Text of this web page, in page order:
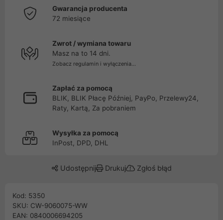
Gwarancja producenta
72 miesiące
Zwrot / wymiana towaru
Masz na to 14 dni.
Zobacz regulamin i wyłączenia...
Zapłać za pomocą
BLIK, BLIK Płacę Później, PayPo, Przelewy24,
Raty, Kartą, Za pobraniem
Wysyłka za pomocą
InPost, DPD, DHL
Udostępnij Drukuj Zgłoś błąd
Kod: 5350
SKU: CW-9060075-WW
EAN: 0840006694205